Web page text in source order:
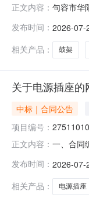
正文内容： 句容市华
政区划编
发布时间： 2026-07-
相关产品：
鼓架
关于电源插座
中标｜合同公告
项目编号：
正文内容： 一、合同
方）：炘
发布时间： 2026-07-
相关产品：
电源插座